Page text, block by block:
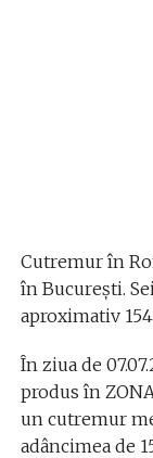
Cutremur în
în București.
aproximativ
În ziua de
produs în
un cutremur
adâncimea de